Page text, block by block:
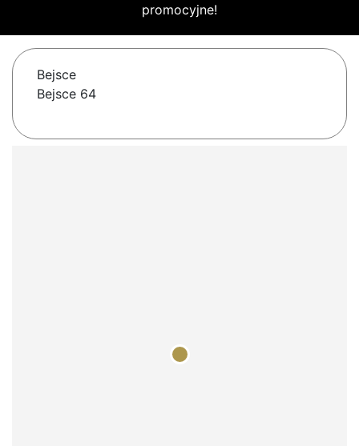
promocyjne!
Bejsce
Bejsce 64